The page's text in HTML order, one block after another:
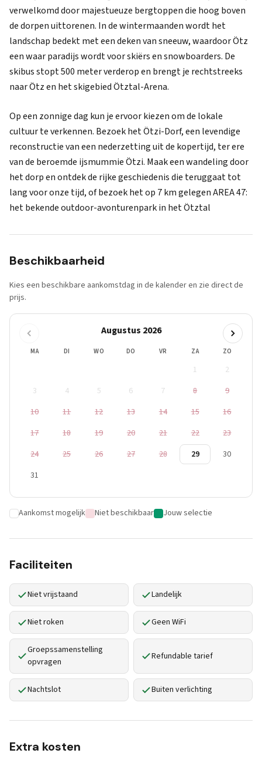
verwelkomd door majestueuze bergtoppen die hoog boven
de dorpen uittorenen. In de wintermaanden wordt het
landschap bedekt met een deken van sneeuw, waardoor Ötz
een waar paradijs wordt voor skiërs en snowboarders. De
skibus stopt 500 meter verderop en brengt je rechtstreeks
naar Ötz en het skigebied Ötztal-Arena.
Op een zonnige dag kun je ervoor kiezen om de lokale
cultuur te verkennen. Bezoek het Ötzi-Dorf, een levendige
reconstructie van een nederzetting uit de kopertijd, ter ere
van de beroemde ijsmummie Ötzi. Maak een wandeling door
het dorp en ontdek de rijke geschiedenis die teruggaat tot
lang voor onze tijd, of bezoek het op 7 km gelegen AREA 47:
het bekende outdoor-avonturenpark in het Ötztal
Beschikbaarheid
Kies een beschikbare aankomstdag in de kalender en zie direct de
prijs.
Augustus 2026
MA DI WO DO VR ZA ZO
1
2
3
4 5 6 7 8
9
10
11 12 13 14 15
16
17
18 19 20 21 22
23
24
25 26 27 28 29
30
31
Aankomst mogelijk Niet beschikbaar Jouw selectie
Faciliteiten
Niet vrijstaand Landelijk
Niet roken Geen WiFi
Groepssamenstelling
opvragen
Refundable tarief
Nachtslot Buiten verlichting
Extra kosten